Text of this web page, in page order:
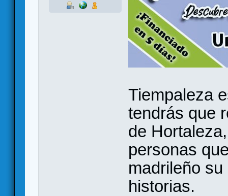
Tiempaleza
tendrás que
de
personas
madrileño
historias.